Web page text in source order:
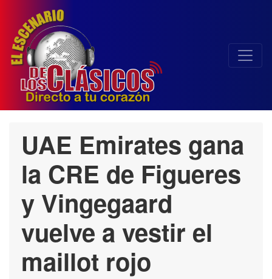
UAE Emirates gana
la CRE de Figueres
y Vingegaard
vuelve a vestir el
maillot rojo